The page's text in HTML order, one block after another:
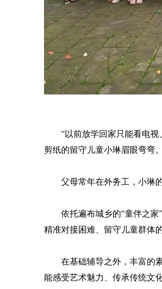
“以前放学回家只能看电视
剪纸的留守儿童小琳眉眼弯弯。
父母常年在外务工，小琳的
依托遍布城乡的“童伴之家”
精准对接困难、留守儿童群体
在基础辅导之外，丰富的素
能感受艺术魅力、传承传统文化